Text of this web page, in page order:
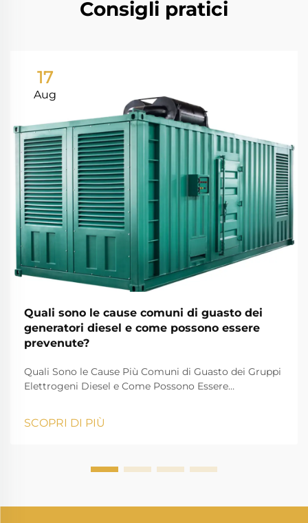
Consigli pratici
17
Aug
Quali sono le cause comuni di guasto dei
generatori diesel e come possono essere
prevenute?
Quali Sono le Cause Più Comuni di Guasto dei Gruppi
Elettrogeni Diesel e Come Possono Essere
fonti più affidabili di energia di riserva e primaria
utilizzate nell'industria, negli edifici residenziali, nelle
SCOPRI DI PIÙ